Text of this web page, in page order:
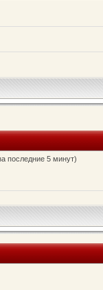
последние 5 минут)